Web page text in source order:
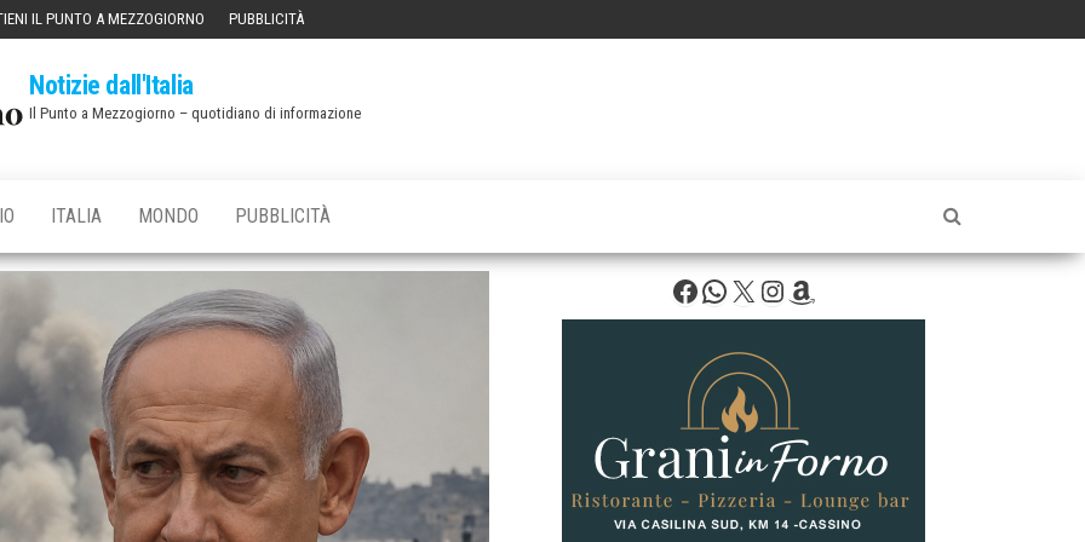
IL PUNTO A MEZZOGIORNO PUBBLICITÀ
Notizie dall'Italia
Il Punto a Mezzogiorno – quotidiano di informazione
ITALIA MONDO PUBBLICITÀ
Facebook
WhatsApp
X Instagram
Amazon